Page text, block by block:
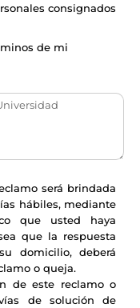
consignados
de mi
será brindada
hábiles, mediante
que usted haya
que la respuesta
domicilio, deberá
o queja.
de este reclamo o
de solución de